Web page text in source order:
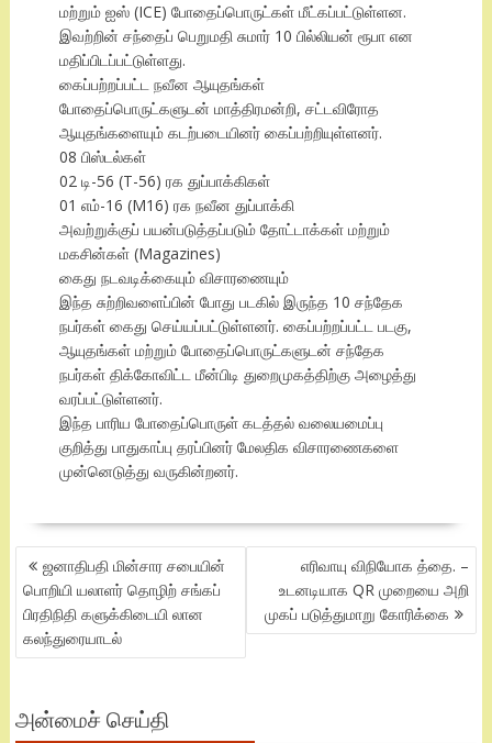
மற்றும் ஐஸ் (ICE) போதைப்பொருட்கள் மீட்கப்பட்டுள்ளன.
இவற்றின் சந்தைப் பெறுமதி சுமார் 10 பில்லியன் ரூபா என
மதிப்பிடப்பட்டுள்ளது.
கைப்பற்றப்பட்ட நவீன ஆயுதங்கள்
போதைப்பொருட்களுடன் மாத்திரமன்றி, சட்டவிரோத
ஆயுதங்களையும் கடற்படையினர் கைப்பற்றியுள்ளனர்.
08 பிஸ்டல்கள்
02 டி-56 (T-56) ரக துப்பாக்கிகள்
01 எம்-16 (M16) ரக நவீன துப்பாக்கி
அவற்றுக்குப் பயன்படுத்தப்படும் தோட்டாக்கள் மற்றும்
மகசின்கள் (Magazines)
கைது நடவடிக்கையும் விசாரணையும்
இந்த சுற்றிவளைப்பின் போது படகில் இருந்த 10 சந்தேக
நபர்கள் கைது செய்யப்பட்டுள்ளனர். கைப்பற்றப்பட்ட படகு,
ஆயுதங்கள் மற்றும் போதைப்பொருட்களுடன் சந்தேக
நபர்கள் திக்கோவிட்ட மீன்பிடி துறைமுகத்திற்கு அழைத்து
வரப்பட்டுள்ளனர்.
இந்த பாரிய போதைப்பொருள் கடத்தல் வலையமைப்பு
குறித்து பாதுகாப்பு தரப்பினர் மேலதிக விசாரணைகளை
முன்னெடுத்து வருகின்றனர்.
POST
NAVIGATION
ஜனாதிபதி மின்சார சபையின்
பொறியி யலாளர் தொழிற் சங்கப்
பிரதிநிதி களுக்கிடையி லான
கலந்துரையாடல்
எரிவாயு விநியோக த்தை. –
உடனடியாக QR முறையை அறி
முகப் படுத்துமாறு கோரிக்கை
அன்மைச் செய்தி